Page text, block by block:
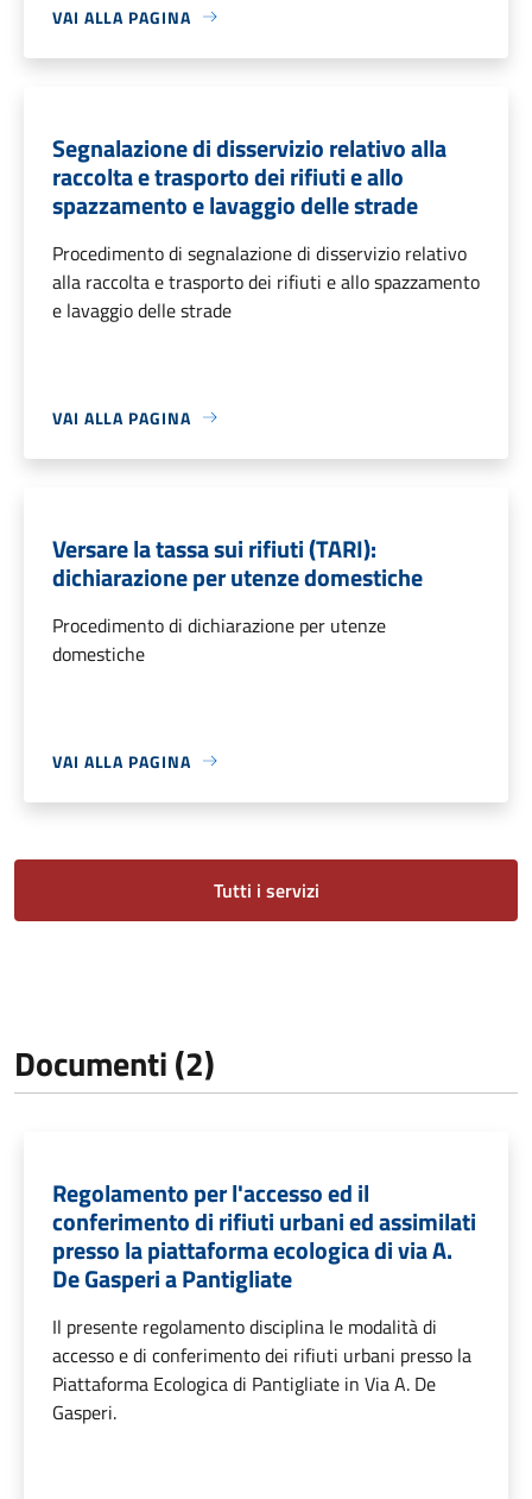
VAI ALLA PAGINA
Segnalazione di disservizio relativo alla
raccolta e trasporto dei rifiuti e allo
spazzamento e lavaggio delle strade
Procedimento di segnalazione di disservizio relativo
alla raccolta e trasporto dei rifiuti e allo spazzamento
e lavaggio delle strade
VAI ALLA PAGINA
Versare la tassa sui rifiuti (TARI):
dichiarazione per utenze domestiche
Procedimento di dichiarazione per utenze
domestiche
VAI ALLA PAGINA
Tutti i servizi
Documenti (2)
Regolamento per l'accesso ed il
conferimento di rifiuti urbani ed assimilati
presso la piattaforma ecologica di via A.
De Gasperi a Pantigliate
Il presente regolamento disciplina le modalità di
accesso e di conferimento dei rifiuti urbani presso la
Piattaforma Ecologica di Pantigliate in Via A. De
Gasperi.